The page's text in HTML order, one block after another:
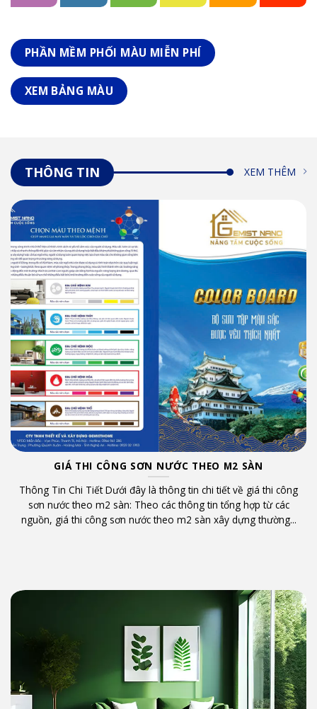
PHẦN MỀM PHỐI MÀU MIỄN PHÍ
XEM BẢNG MÀU
THÔNG TIN XEM THÊM
GIÁ THI CÔNG SƠN NƯỚC THEO M2 SÀN
Thông Tin Chi Tiết Dưới đây là thông tin chi tiết về giá thi công
sơn nước theo m2 sàn: Theo các thông tin tổng hợp từ các
nguồn, giá thi công sơn nước theo m2 sàn xây dựng thường...